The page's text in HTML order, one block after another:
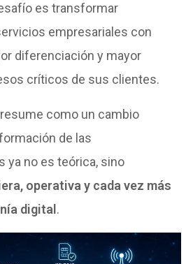
es transformar
empresariales con
diferenciación y mayor
críticos de sus clientes.
como un cambio
de las
ya no es teórica, sino
operativa y cada vez más
digital.